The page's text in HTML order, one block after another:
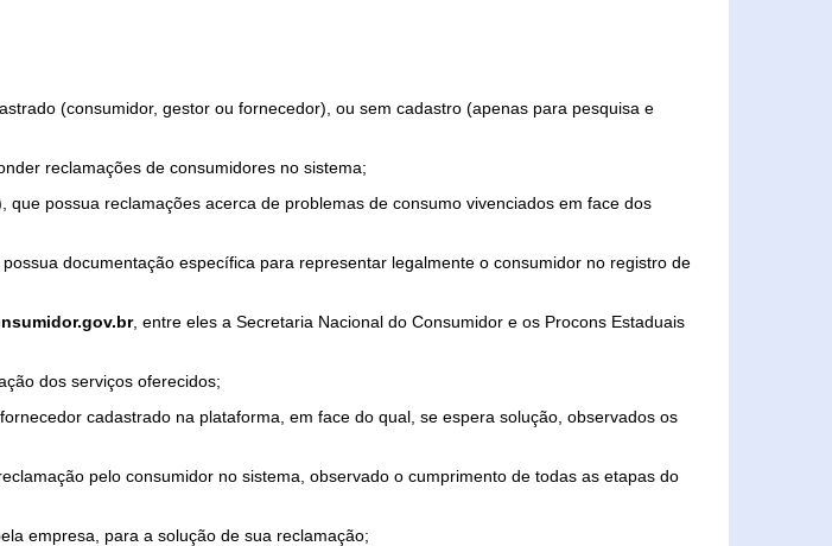
(consumidor, gestor ou fornecedor), ou sem cadastro (apenas para pesquisa e
reclamações de consumidores no sistema;
possua reclamações acerca de problemas de consumo vivenciados em face dos
documentação específica para representar legalmente o consumidor no registro de
, entre eles a Secretaria Nacional do Consumidor e os Procons Estaduais
dos serviços oferecidos;
cadastrado na plataforma, em face do qual, se espera solução, observados os
pelo consumidor no sistema, observado o cumprimento de todas as etapas do
empresa, para a solução de sua reclamação;